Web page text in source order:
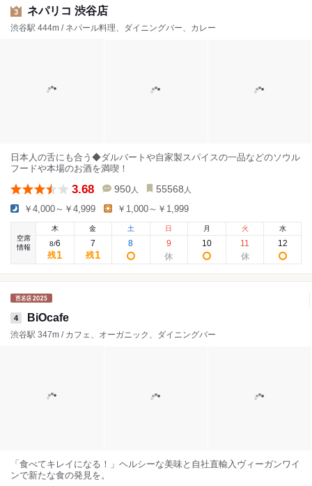
3 ネパリコ 渋谷店
渋谷駅 444m / ネパール料理、ダイニングバー、カレー
日本人の舌にも合う◆ダルバートや自家製スパイスの一品などのソウル
フードや本場のお酒を満喫！
3.68 950 人 55568 人
￥4,000～￥4,999 ￥1,000～￥1,999
空席
情報
木
8/6
残1
金
7
残1
土
8
日
9
月
10
火
11
水
12
4 BiOcafe
渋谷駅 347m / カフェ、オーガニック、ダイニングバー
「食べてキレイになる！」ヘルシーな美味と自社直輸入ヴィーガンワイ
ンで新たな食の発見を。